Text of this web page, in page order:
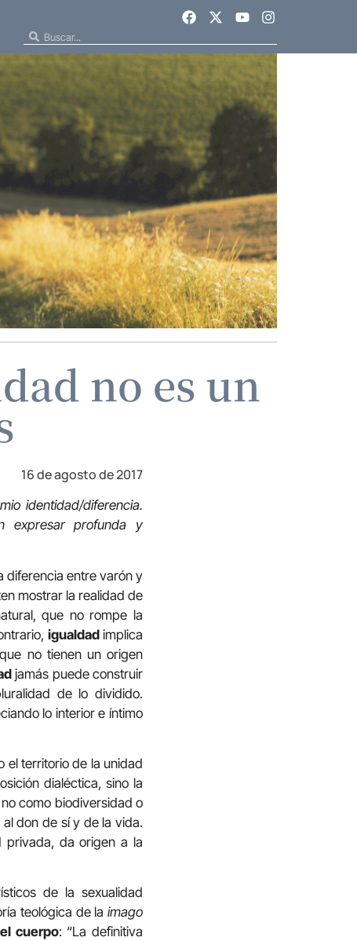
no es un
16 de agosto de 2017
identidad/diferencia.
expresar profunda y
diferencia entre varón y
mostrar la realidad de
que no rompe la
igualdadimplica
no tienen un origen
jamás puede construir
de lo dividido.
lo interior e íntimo
el territorio de la unidad
dialéctica, sino la
como biodiversidad o
don de sí y de la vida.
privada, da origen a la
de la sexualidad
teológica de la imago
cuerpo: “La definitiva